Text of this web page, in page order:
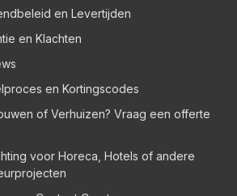
en Levertijden
en Klachten
en Kortingscodes
of Verhuizen? Vraag een offerte
voor Horeca, Hotels of andere